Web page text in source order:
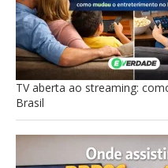
TV aberta ao streaming:
Brasil